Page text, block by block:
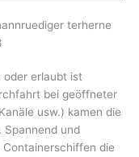
oder erlaubt ist
bei geöffneter
usw.) kamen die
Spannend und
die